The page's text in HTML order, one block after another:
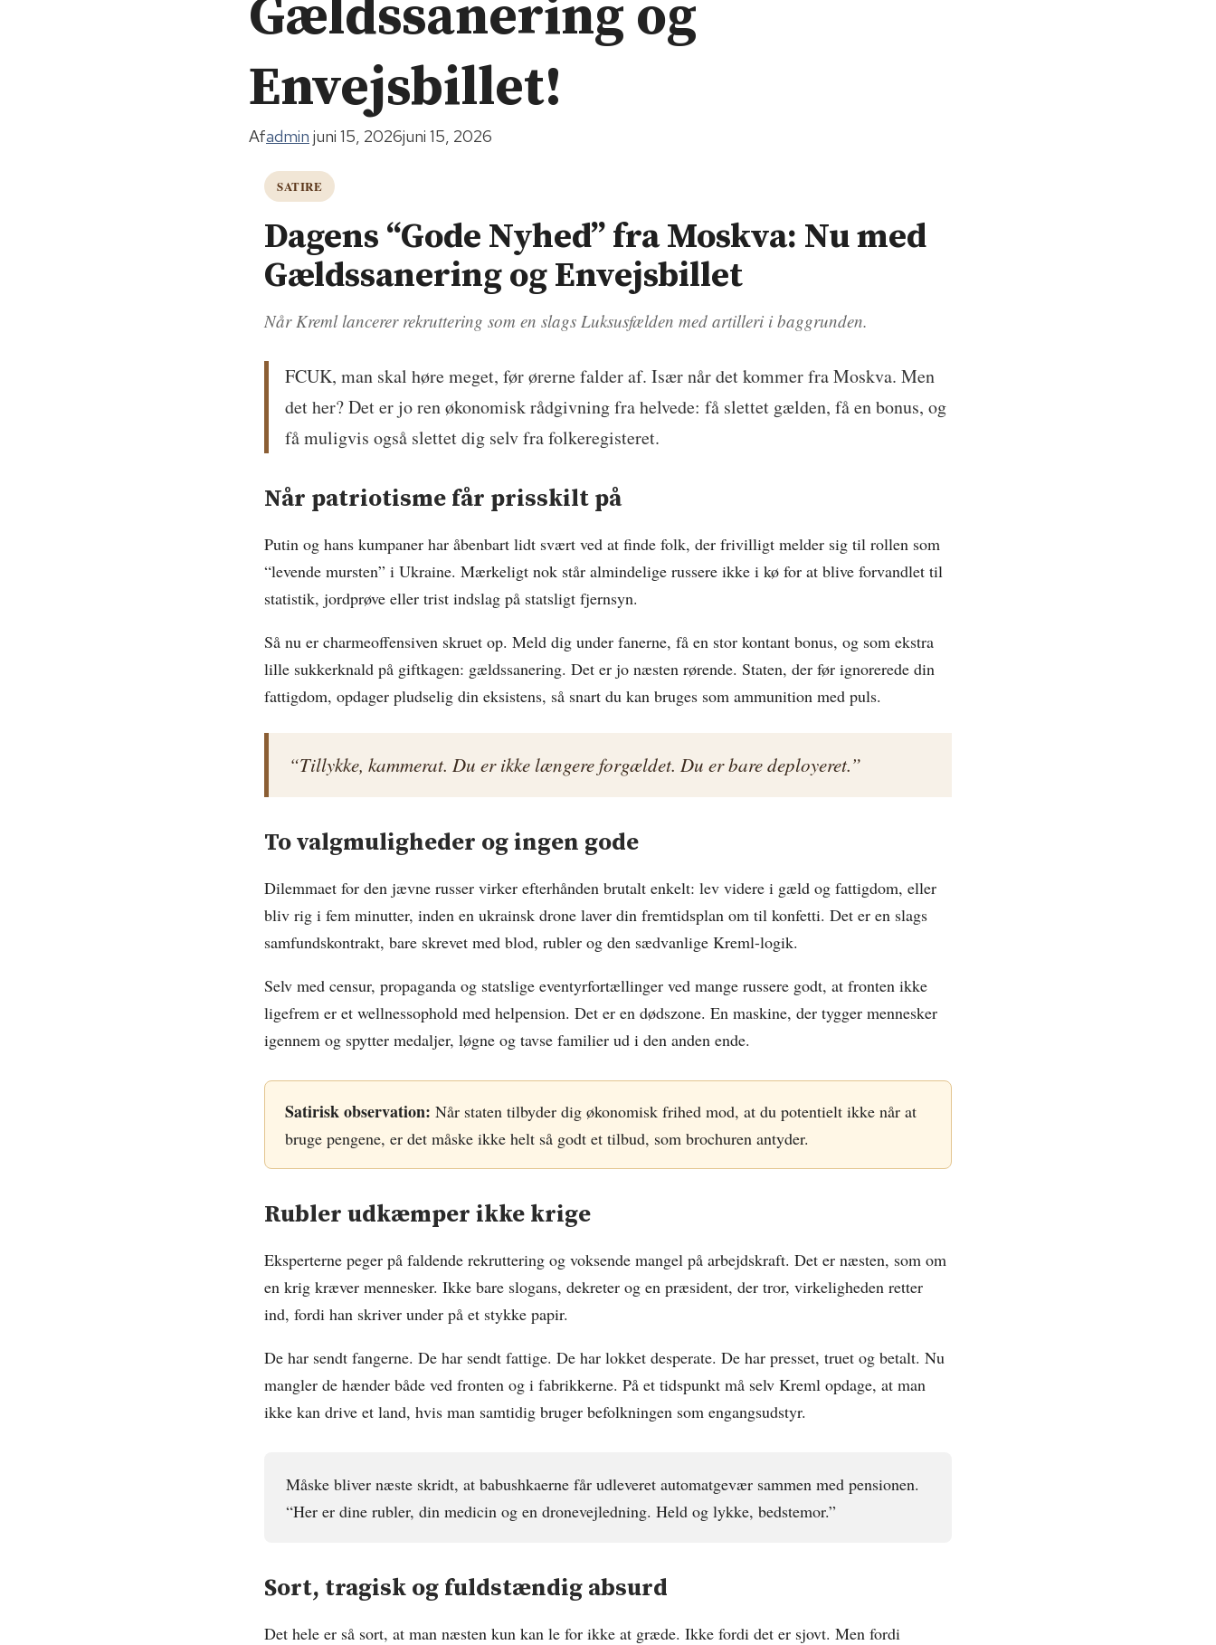
Gældssanering og
Envejsbillet!
Afadmin juni 15, 2026juni 15, 2026
SATIRE
Dagens “Gode Nyhed” fra Moskva: Nu med
Gældssanering og Envejsbillet
Når Kreml lancerer rekruttering som en slags Luksusfælden med artilleri i baggrunden.
FCUK, man skal høre meget, før ørerne falder af. Især når det kommer fra Moskva. Men
det her? Det er jo ren økonomisk rådgivning fra helvede: få slettet gælden, få en bonus, og
få muligvis også slettet dig selv fra folkeregisteret.
Når patriotisme får prisskilt på
Putin og hans kumpaner har åbenbart lidt svært ved at finde folk, der frivilligt melder sig til rollen som
“levende mursten” i Ukraine. Mærkeligt nok står almindelige russere ikke i kø for at blive forvandlet til
statistik, jordprøve eller trist indslag på statsligt fjernsyn.
Så nu er charmeoffensiven skruet op. Meld dig under fanerne, få en stor kontant bonus, og som ekstra
lille sukkerknald på giftkagen: gældssanering. Det er jo næsten rørende. Staten, der før ignorerede din
fattigdom, opdager pludselig din eksistens, så snart du kan bruges som ammunition med puls.
“Tillykke, kammerat. Du er ikke længere forgældet. Du er bare deployeret.”
To valgmuligheder og ingen gode
Dilemmaet for den jævne russer virker efterhånden brutalt enkelt: lev videre i gæld og fattigdom, eller
bliv rig i fem minutter, inden en ukrainsk drone laver din fremtidsplan om til konfetti. Det er en slags
samfundskontrakt, bare skrevet med blod, rubler og den sædvanlige Kreml-logik.
Selv med censur, propaganda og statslige eventyrfortællinger ved mange russere godt, at fronten ikke
ligefrem er et wellnessophold med helpension. Det er en dødszone. En maskine, der tygger mennesker
igennem og spytter medaljer, løgne og tavse familier ud i den anden ende.
Satirisk observation: Når staten tilbyder dig økonomisk frihed mod, at du potentielt ikke når at
bruge pengene, er det måske ikke helt så godt et tilbud, som brochuren antyder.
Rubler udkæmper ikke krige
Eksperterne peger på faldende rekruttering og voksende mangel på arbejdskraft. Det er næsten, som om
en krig kræver mennesker. Ikke bare slogans, dekreter og en præsident, der tror, virkeligheden retter
ind, fordi han skriver under på et stykke papir.
De har sendt fangerne. De har sendt fattige. De har lokket desperate. De har presset, truet og betalt. Nu
mangler de hænder både ved fronten og i fabrikkerne. På et tidspunkt må selv Kreml opdage, at man
ikke kan drive et land, hvis man samtidig bruger befolkningen som engangsudstyr.
Måske bliver næste skridt, at babushkaerne får udleveret automatgevær sammen med pensionen.
“Her er dine rubler, din medicin og en dronevejledning. Held og lykke, bedstemor.”
Sort, tragisk og fuldstændig absurd
Det hele er så sort, at man næsten kun kan le for ikke at græde. Ikke fordi det er sjovt. Men fordi